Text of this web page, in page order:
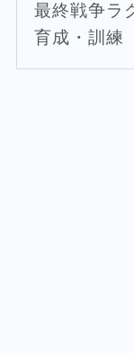
最終戦争ラ
育成・訓練